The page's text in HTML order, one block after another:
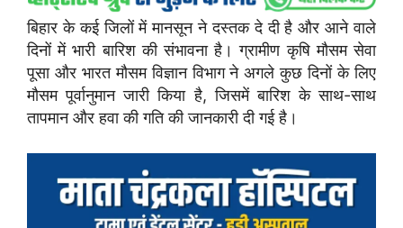
बिहार के कई जिलों में मानसून ने दस्तक दे दी है और आने वाले
दिनों में भारी बारिश की संभावना है। ग्रामीण कृषि मौसम सेवा
पूसा और भारत मौसम विज्ञान विभाग ने अगले कुछ दिनों के लिए
मौसम पूर्वानुमान जारी किया है, जिसमें बारिश के साथ-साथ
तापमान और हवा की गति की जानकारी दी गई है।